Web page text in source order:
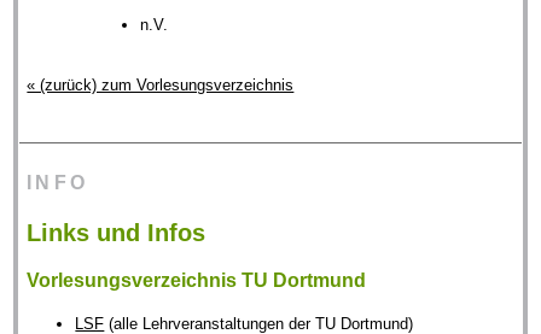
n.V.
« (zurück) zum Vorlesungsverzeichnis
INFO
Links und Infos
Vorlesungsverzeichnis TU Dortmund
LSF (alle Lehrveranstaltungen der TU Dortmund)